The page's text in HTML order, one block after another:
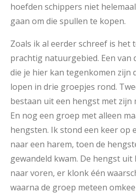
hoefden schippers niet
gaan om die spullen te kopen.
Zoals ik al eerder schreef is het
prachtig natuurgebied. Een van
die je hier kan tegenkomen zijn
lopen in drie groepjes rond.
bestaan uit een hengst met zijn
En nog een groep met alleen
hengsten. Ik stond een keer op
naar een harem, toen de
gewandeld kwam. De hengst
naar voren, er klonk één
waarna de groep meteen